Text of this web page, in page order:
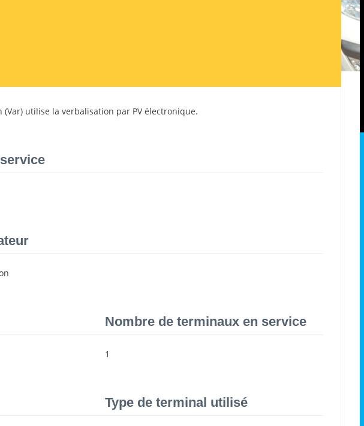
(Var) utilise la verbalisation par PV électronique.
Nombre de terminaux en service
1
Type de terminal utilisé